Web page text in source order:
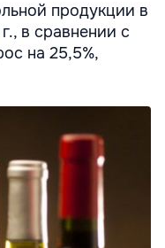
продукции в
в сравнении с
на 25,5%,